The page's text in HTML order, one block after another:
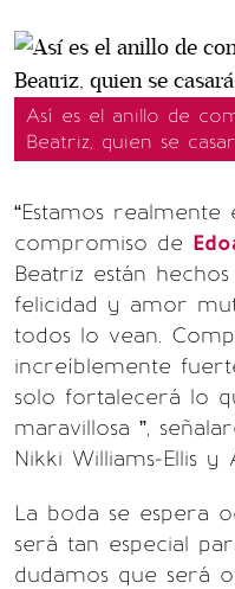
Así es el anillo de
Beatriz, quien se
“Estamos
compromiso de
Beatriz están
felicidad y amor
todos lo vean.
increíblemente
solo fortalecerá lo
maravillosa ”,
Nikki Williams-Ellis y
La boda se espera
será tan especial
dudamos que será